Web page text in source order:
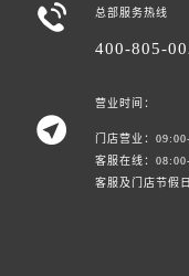
 总部服务热线
400-805-

营业时间：
门店营业：
客服在线：
客服及门店节假